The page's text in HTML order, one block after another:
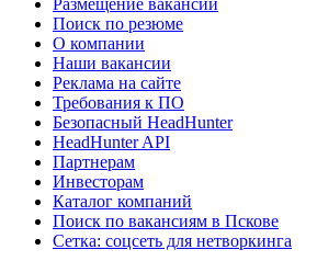
Поиск по резюме
О компании
Наши вакансии
Реклама на сайте
Требования к ПО
Безопасный HeadHunter
HeadHunter API
Партнерам
Инвесторам
Каталог компаний
Поиск по вакансиям в Пскове
Сетка: соцсеть для нетворкинга